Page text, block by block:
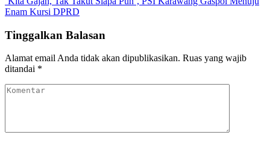
Enam Kursi DPRD
Tinggalkan Balasan
Alamat email Anda tidak akan dipublikasikan. Ruas yang wajib
ditandai *